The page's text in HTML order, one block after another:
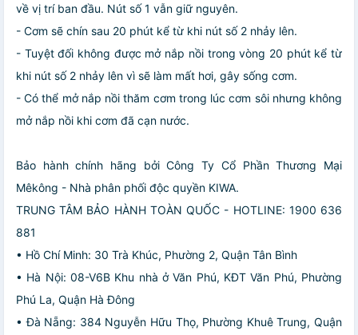
về vị trí ban đầu. Nút số 1 vẫn giữ nguyên.
- Cơm sẽ chín sau 20 phút kể từ khi nút số 2 nhảy lên.
- Tuyệt đối không được mở nắp nồi trong vòng 20 phút kể từ
khi nút số 2 nhảy lên vì sẽ làm mất hơi, gây sống cơm.
- Có thể mở nắp nồi thăm cơm trong lúc cơm sôi nhưng không
mở nắp nồi khi cơm đã cạn nước.
Bảo hành chính hãng bởi Công Ty Cổ Phần Thương Mại
Mêkông - Nhà phân phối độc quyền KIWA.
TRUNG TÂM BẢO HÀNH TOÀN QUỐC - HOTLINE: 1900 636
881
• Hồ Chí Minh: 30 Trà Khúc, Phường 2, Quận Tân Bình
• Hà Nội: 08-V6B Khu nhà ở Văn Phú, KĐT Văn Phú, Phường
Phú La, Quận Hà Đông
• Đà Nẵng: 384 Nguyễn Hữu Thọ, Phường Khuê Trung, Quận